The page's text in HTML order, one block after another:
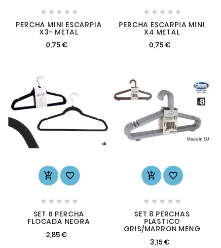
    
PERCHA MINI ESCARPIA
X3- METAL
0,75 €
    
PERCHA ESCARPIA MINI
X4 METAL
0,75 €
 
    
SET 6 PERCHA
FLOCADA NEGRA
2,85 €
 
    
SET 8 PERCHAS
PLASTICO
GRIS/MARRON MENG
3,15 €